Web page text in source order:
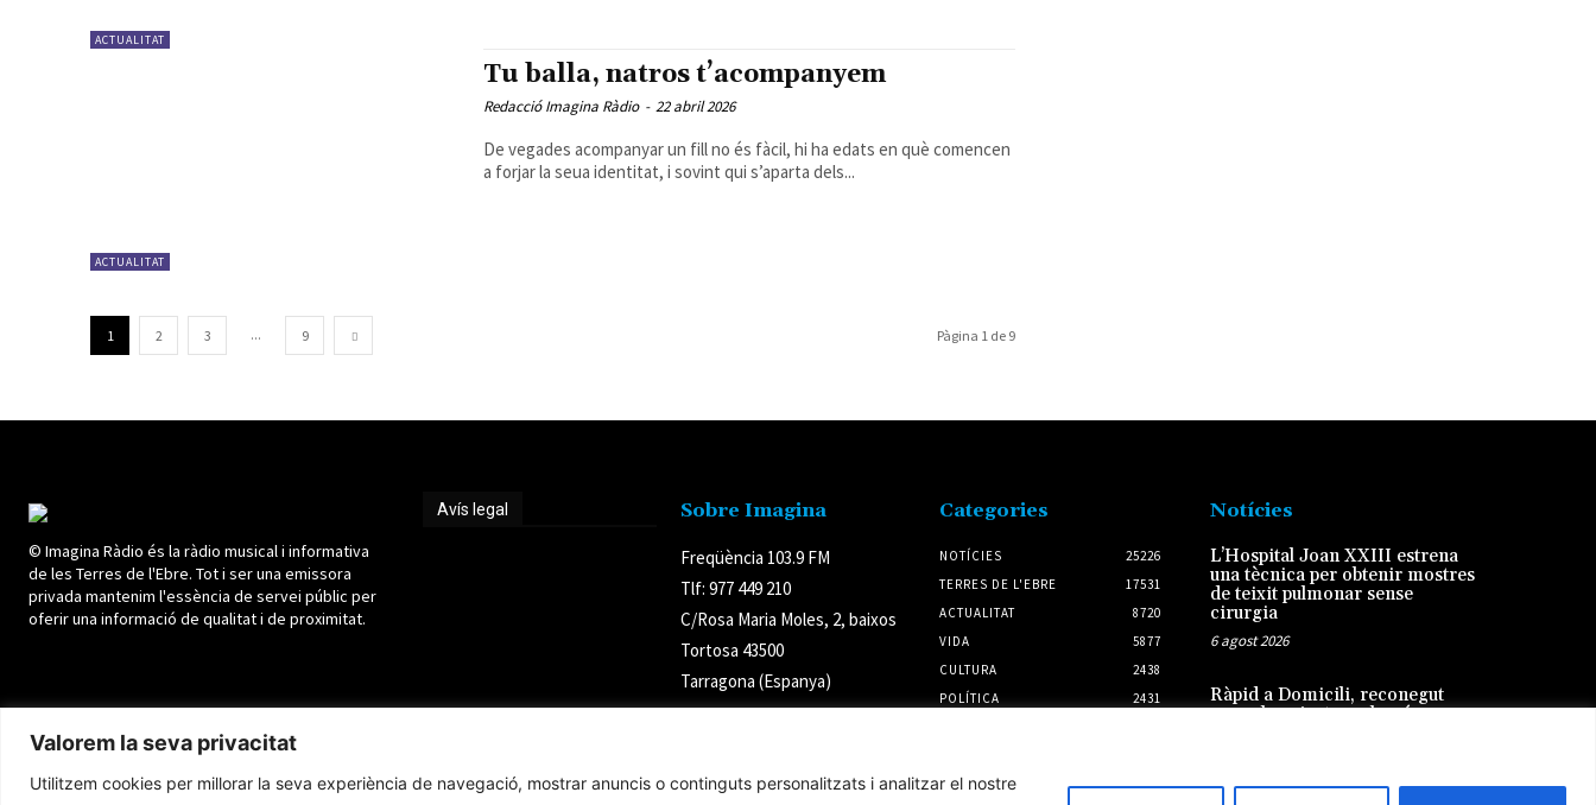
Valorem la seva privacitat
Utilitzem cookies per millorar la seva experiència de navegació, mostrar anuncis o continguts personalitzats i analitzar el nostre
ACTUALITAT
ACTUALITAT
Tu balla, natros t’acompanyem
Redacció Imagina Ràdio - 22 abril 2026
De vegades acompanyar un fill no és fàcil, hi ha edats en què comencen
a forjar la seua identitat, i sovint qui s’aparta dels...
1 2 3 ... 9 Pàgina 1 de 9
© Imagina Ràdio és la ràdio musical i informativa
de les Terres de l'Ebre. Tot i ser una emissora
privada mantenim l'essència de servei públic per
oferir una informació de qualitat i de proximitat.
Avís legal Sobre Imagina
Freqüència 103.9 FM
Tlf: 977 449 210
C/Rosa Maria Moles, 2, baixos
Tortosa 43500
Tarragona (Espanya)
Categories
NOTÍCIES
25226
TERRES DE L'EBRE
17531
ACTUALITAT
8720
VIDA
5877
CULTURA
2438
POLÍTICA
2431
Notícies
L’Hospital Joan XXIII estrena
una tècnica per obtenir mostres
de teixit pulmonar sense
cirurgia
6 agost 2026
Ràpid a Domicili, reconegut
com el projecte amb més